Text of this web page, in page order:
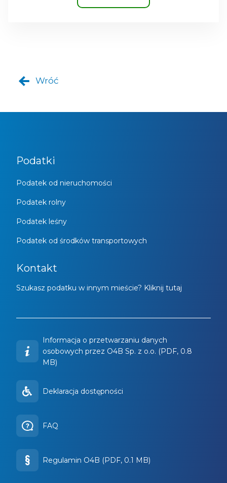
Wróć
Podatki
Podatek od nieruchomości
Podatek rolny
Podatek leśny
Podatek od środków transportowych
Kontakt
Szukasz podatku w innym mieście? Kliknij tutaj
Informacja o przetwarzaniu danych
osobowych przez O4B Sp. z o.o. (PDF, 0.8
MB)
Deklaracja dostępności
FAQ
Regulamin O4B (PDF, 0.1 MB)